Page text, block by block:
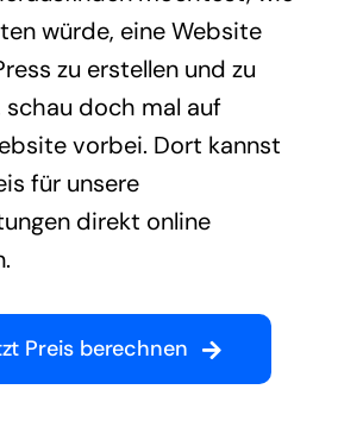
würde, eine Website
zu erstellen und zu
doch mal auf
vorbei. Dort kannst
für unsere
direkt online
Preis berechnen